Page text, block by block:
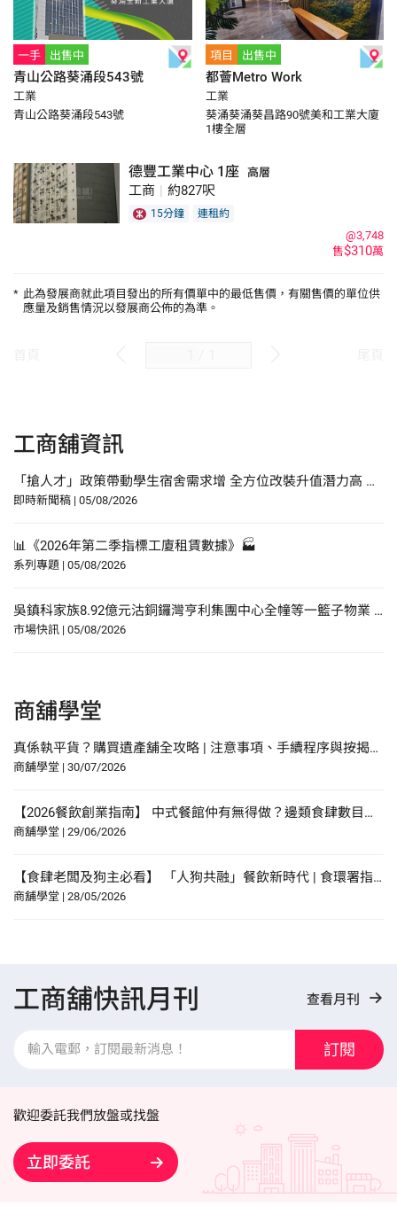
一手 出售中
青山公路葵涌段543號
工業
青山公路葵涌段543號
項目 出售中
都薈Metro Work
工業
葵涌葵涌葵昌路90號美和工業大廈
1樓全層
德豐工業中心 1座 高層
工商 約827呎
15分鐘 連租約
售$310萬
@3,748
* 此為發展商就此項目發出的所有價單中的最低售價，有關售價的單位供
應量及銷售情況以發展商公佈的為準。
工商舖資訊
「搶人才」政策帶動學生宿舍需求增 全方位改裝升值潛力高 佐敦廟街95至97號全幢獨家放售 意向價約1.08億元
即時新聞稿 | 05/08/2026
📊《2026年第二季指標工廈租賃數據》🏭
系列專題 | 05/08/2026
吳鎮科家族8.92億元沽銅鑼灣亨利集團中心全幢等一籃子物業 帳蝕近五成
市場快訊 | 05/08/2026
商舖學堂
真係執平貨？購買遺產舖全攻略 | 注意事項、手續程序與按揭申請指南
商舖學堂 | 30/07/2026
【2026餐飲創業指南】 中式餐館仲有無得做？邊類食肆數目增幅最多？研究報告中尋找餐飲創業貼士？
商舖學堂 | 29/06/2026
【食肆老闆及狗主必看】 「人狗共融」餐飲新時代 | 食環署指引懶人包！
商舖學堂 | 28/05/2026
工商舖快訊月刊 查看月刊
訂閱
歡迎委託我們放盤或找盤
立即委託